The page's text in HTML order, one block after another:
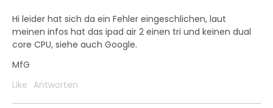
Hi leider hat sich da ein Fehler eingeschlichen, laut
meinen infos hat das ipad air 2 einen tri und keinen dual
core CPU, siehe auch Google.
MfG
Like Antworten